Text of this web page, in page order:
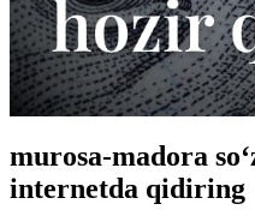
murosa-madora
internetda qidiring